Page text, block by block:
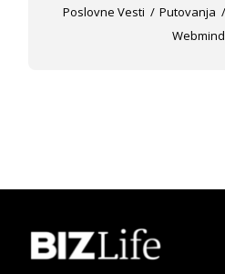
Poslovne Vesti
Putovanja
Webmind